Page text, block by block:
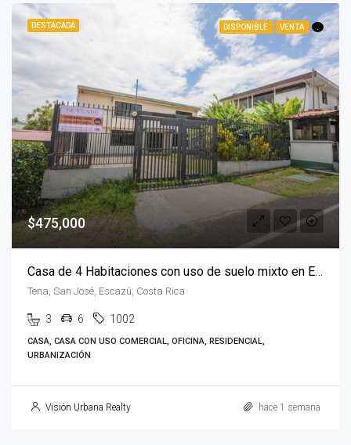
DESTACADA DISPONIBLE VENTA
$475,000
Casa de 4 Habitaciones con uso de suelo mixto en Escazú
Tena, San José, Escazú, Costa Rica
3 6 1002
CASA, CASA CON USO COMERCIAL, OFICINA, RESIDENCIAL,
URBANIZACIÓN
Visión Urbana Realty hace 1 semana